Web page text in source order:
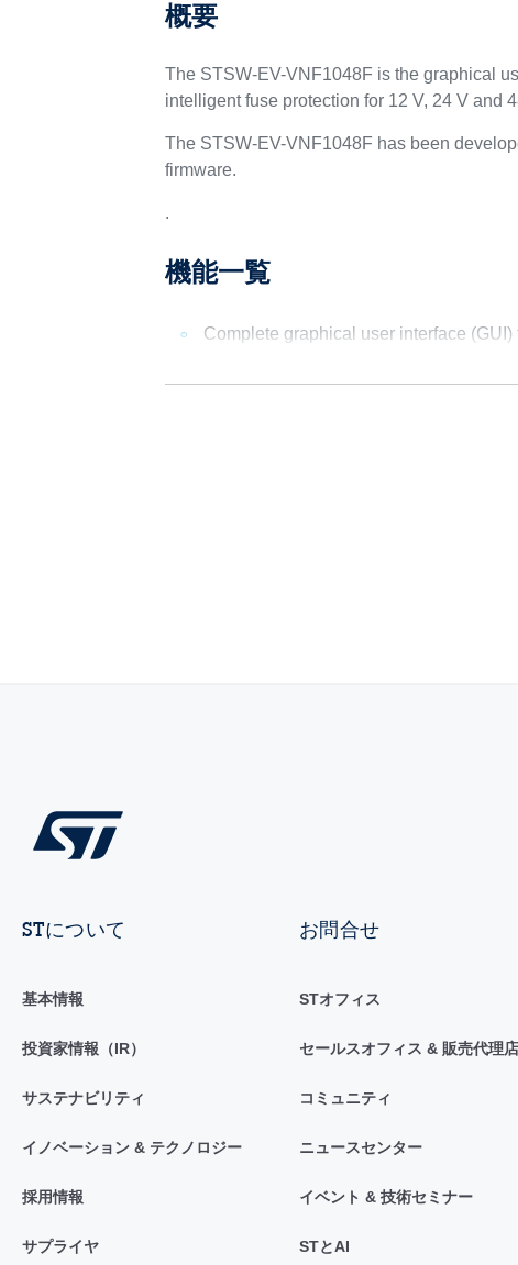
概要
The STSW-EV-VNF1048F is the graphical
intelligent fuse protection for 12 V, 24 V and
The STSW-EV-VNF1048F has been
firmware.
.
機能一覧
Complete graphical user interface
STについて
基本情報
投資家情報（IR）
サステナビリティ
イノベーション & テクノロジー
採用情報
サプライヤ
お問合せ
STオフィス
セールスオフィス & 販売代理店
コミュニティ
ニュースセンター
イベント & 技術セミナー
STとAI